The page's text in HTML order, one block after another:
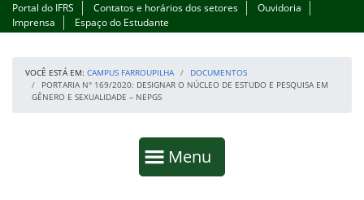
Portal do IFRS Contatos e horários dos setores
Ouvidoria
Imprensa
Espaço do Estudante
VOCÊ ESTÁ EM: CAMPUS FARROUPILHA
DOCUMENTOS
PORTARIA N° 169/2020: DESIGNAR O NÚCLEO DE ESTUDO E PESQUISA EM
GÊNERO E SEXUALIDADE – NEPGS
Mostrar
Menu